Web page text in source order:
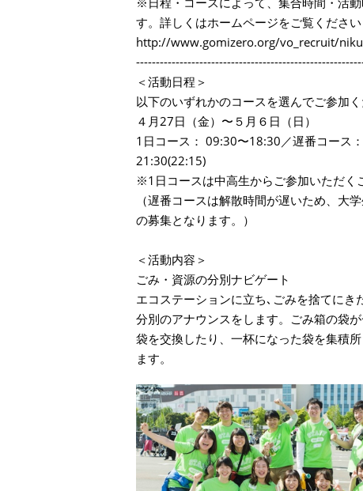
す。詳しくはホームページをご覧ください
http://www.gomizero.org/vo_recruit/
＜活動日程＞
以下のいずれかのコースを選んでご参加く
４月27日（金）〜５月６日（日）
1日コース： 09:30〜18:30／遅番コース
21:30(22:15)
※1日コースは中高生からご参加いただく
（遅番コースは解散時間が遅いため、大
の募集となります。）
＜活動内容＞
ごみ・資源の分別ナビゲート
エコステーションに立ち､ごみを捨てにき
分別のアナウンスをします。ごみ箱の袋
袋を交換したり、一杯になった袋を集積
ます。